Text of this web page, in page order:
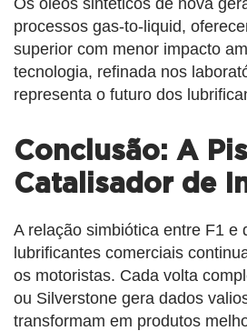
processos gas-to-liquid,
superior com menor impacto
tecnologia, refinada nos
representa o futuro dos
Conclusão: A
Catalisador de
A relação simbiótica entre F1 e
lubrificantes comerciais
os motoristas. Cada volta
ou Silverstone gera dados
transformam em produtos